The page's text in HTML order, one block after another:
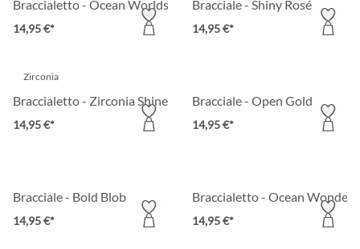
Braccialetto - Ocean Worlds
14,95 €*
Bracciale - Shiny Rosé
14,95 €*
Zirconia
Braccialetto - Zirconia Shine
14,95 €*
Bracciale - Open Gold
14,95 €*
Bracciale - Bold Blob
14,95 €*
Braccialetto - Ocean Wonder
14,95 €*